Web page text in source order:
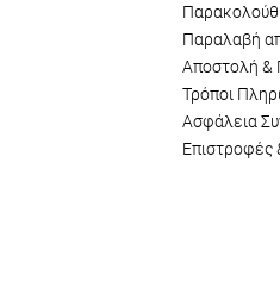
Παραλαβή
Αποστολή &
Τρόποι
Ασφάλεια
Επιστροφές